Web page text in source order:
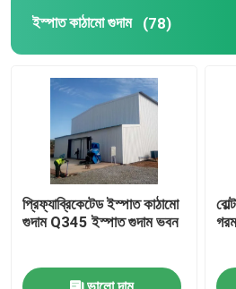
ইস্পাত কাঠামো গুদাম (78)
প্রিফ্যাব্রিকেটেড ইস্পাত কাঠামো
গুদাম Q345 ইস্পাত গুদাম ভবন